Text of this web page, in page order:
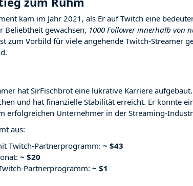
kam im Jahr 2021, als Er auf Twitch eine
Beliebtheit gewachsen, 1000 Follower innerhalb von
zum Vorbild für viele angehende Twitch-Streamer
hat SirFischbrot eine lukrative Karriere
und hat finanzielle Stabilität erreicht. Er konnte
erfolgreichen Unternehmer in der Streaming-
aus:
Twitch-Partnerprogramm: ~ $43
~ $20
Partnerprogramm: ~ $1